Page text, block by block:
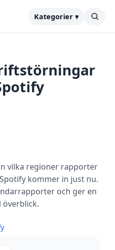
Kategorier ▾
vilka regioner rapporter
kommer in just nu.
och ger en
överblick.